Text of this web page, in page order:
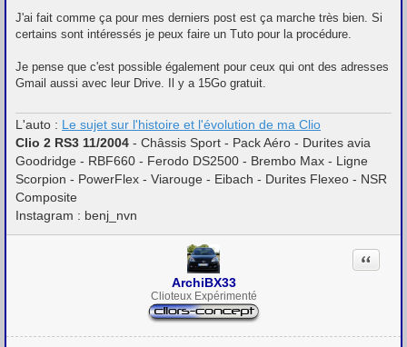
g
e
J'ai fait comme ça pour mes derniers post est ça marche très bien. Si
certains sont intéressés je peux faire un Tuto pour la procédure.
Je pense que c'est possible également pour ceux qui ont des adresses
Gmail aussi avec leur Drive. Il y a 15Go gratuit.
L'auto : Le sujet sur l'histoire et l'évolution de ma Clio
Clio 2 RS3 11/2004 - Châssis Sport - Pack Aéro - Durites avia
Goodridge - RBF660 - Ferodo DS2500 - Brembo Max - Ligne
Scorpion - PowerFlex - Viarouge - Eibach - Durites Flexeo - NSR
Composite
Instagram : benj_nvn
ArchiBX33
Clioteux Expérimenté
Citation